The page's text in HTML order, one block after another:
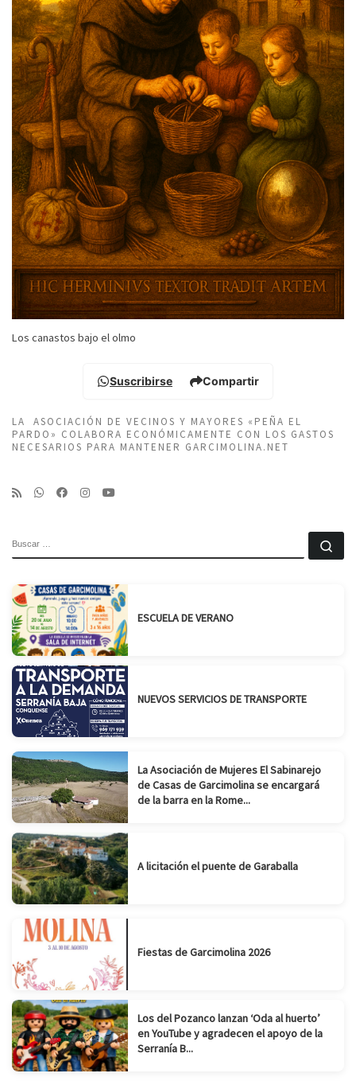
Los canastos bajo el olmo
Suscribirse Compartir
LA ASOCIACIÓN DE VECINOS Y MAYORES «PEÑA EL
PARDO» COLABORA ECONÓMICAMENTE CON LOS GASTOS
NECESARIOS PARA MANTENER GARCIMOLINA.NET
ESCUELA DE VERANO
NUEVOS SERVICIOS DE TRANSPORTE
La Asociación de Mujeres El Sabinarejo
de Casas de Garcimolina se encargará
de la barra en la Rome...
A licitación el puente de Garaballa
Fiestas de Garcimolina 2026
Los del Pozanco lanzan ‘Oda al huerto’
en YouTube y agradecen el apoyo de la
Serranía B...